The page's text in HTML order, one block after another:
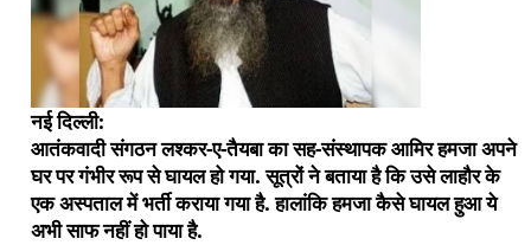
नई दिल्ली:
आतंकवादी संगठन लश्कर-ए-तैयबा का सह-संस्थापक आमिर हमजा अपने
घर पर गंभीर रूप से घायल हो गया. सूत्रों ने बताया है कि उसे लाहौर के
एक अस्पताल में भर्ती कराया गया है. हालांकि हमजा कैसे घायल हुआ ये
अभी साफ नहीं हो पाया है.